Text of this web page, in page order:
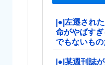
|●|左遷され
命がやばす
でもないも
|●|某週刊誌